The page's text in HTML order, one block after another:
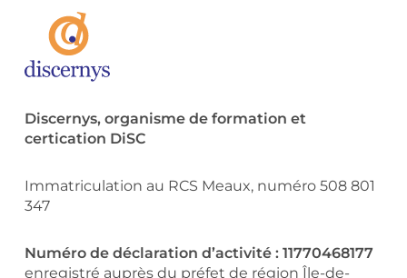
Discernys, organisme de formation et
certication DiSC
Immatriculation au RCS Meaux, numéro 508 801
347
Numéro de déclaration d’activité : 11770468177
enregistré auprès du préfet de région Île-de-